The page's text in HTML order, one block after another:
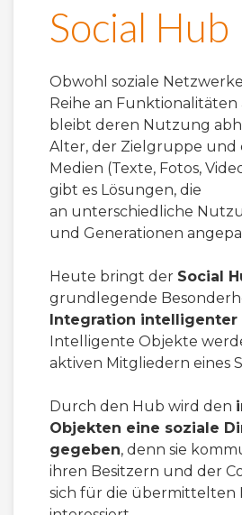
Social Hub
Obwohl soziale
Reihe an Funktionalitäten
bleibt deren Nutzung
Alter, der Zielgruppe
Medien (Texte, Fotos,
gibt es Lösungen, die
an unterschiedliche
und Generationen
Heute bringt der Social
grundlegende
Integration intelligenter
Intelligente Objekte
aktiven Mitgliedern eines
Durch den Hub wird den
Objekten eine soziale
gegeben, denn sie
ihren Besitzern und der
sich für die übermittelten